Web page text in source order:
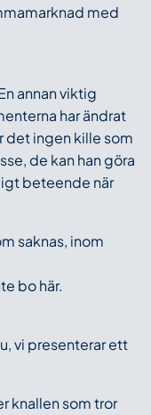
med
annan viktig
har ändrat
det ingen kille som
de kan han göra
beteende när
saknas, inom
bo här.
vi presenterar ett
knallen som tror